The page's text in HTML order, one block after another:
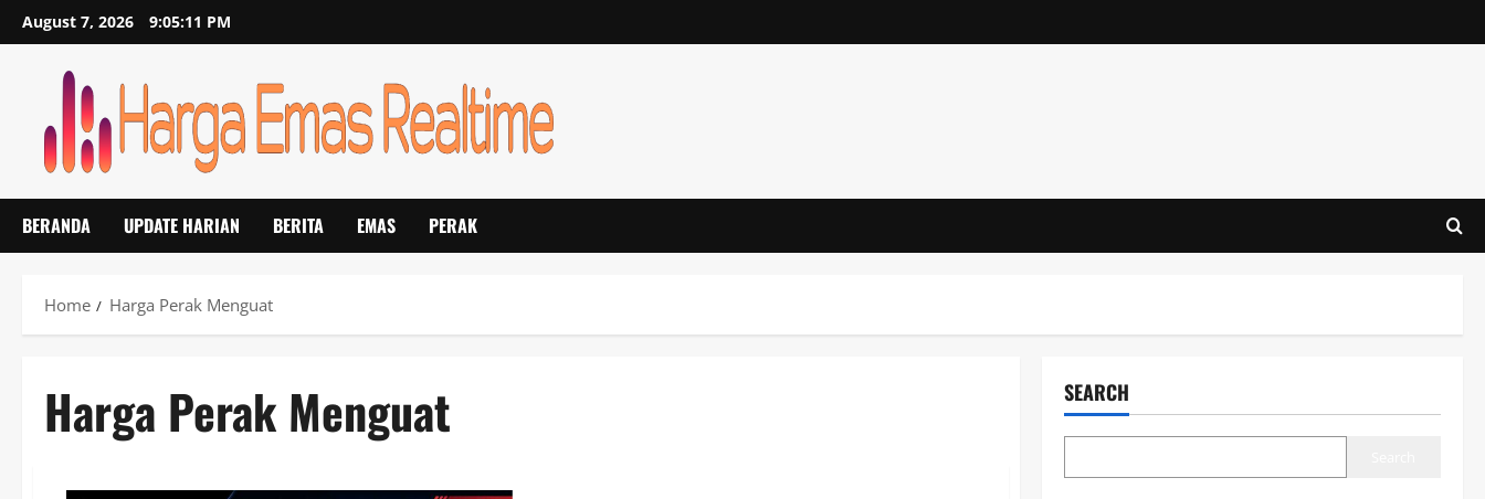
Skip
to
August 7, 2026 9:05:11 PM
BERANDA UPDATE HARIAN BERITA EMAS PERAK
Home Harga Perak Menguat
Harga Perak Menguat SEARCH